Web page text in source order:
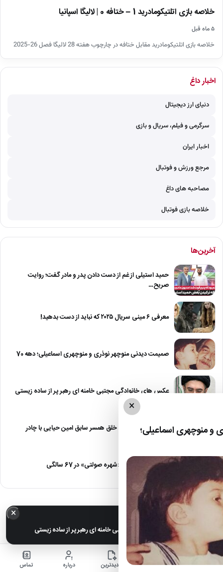
خلاصه بازی اتلتیکومادرید 1 – ختافه 0 | لالیگا اسپانیا
۵ ماه قبل
خلاصه بازی اتلتیکومادرید مقابل ختافه در چارچوب هفته 28 لالیگا فصل 26-2025
اخبار داغ
دنیای ارز دیجیتال
سرگرمی و فیلم، سریال و بازی
اخبار ایران
مرجع ورزش و فوتبال
مصاحبه های داغ
خلاصه بازی فوتبال
آخرین‌ها
حمید استیلی از غم از دست دادن پدر و مادر گفت؛ روایت
صریح…
معرفی ۶ مینی سریال ۲۰۲۵ که نباید از دست بدهید!
صمیمت دیدنی منوچهر نوذری و منوچهری اسماعیلی؛ دهه 70
عکس های خانوادگی مجتبی خامنه ای رهبر پر از ساده زیستی
عکس| نیلوفر خوش خلق همسر سابق امین حیایی با چادر
عکس| تغییر چهره «شهره صولتی» در 67 سالگی
×
منوچهری اسماعیلی؛
× خبر مهم
عکس های خانوادگی مجتبی خامنه ای رهبر پر از ساده زیستی
خانه اخبار جدیدترین درباره تماس